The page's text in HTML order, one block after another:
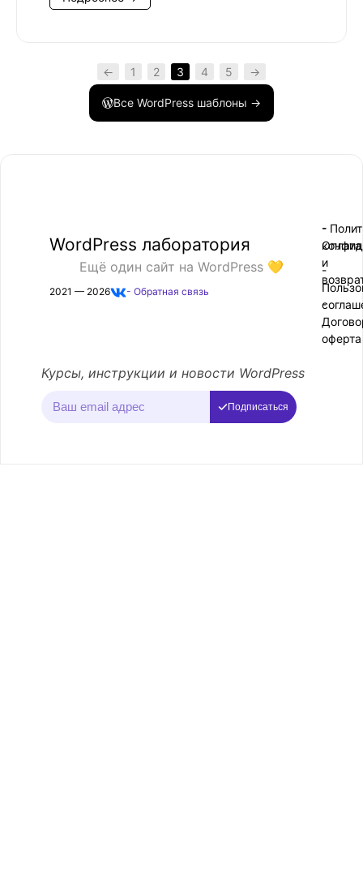
← 1 2 3 4 5 →
Все WordPress шаблоны →
WordPress лаборатория
Ещё один сайт на WordPress 💛
2021 — 2026 - Обратная связь
-
-
-
Оплата
и
-
оферта
Курсы, инструкции и новости WordPress
Подписаться